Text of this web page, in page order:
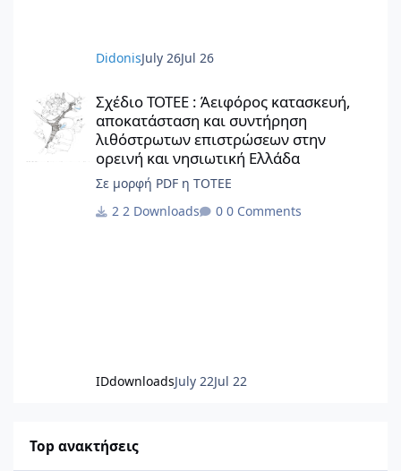
ar.nl www.st-ar.nl
DidonisJuly 26Jul 26
Σχέδιο ΤΟΤΕΕ : Άειφόρος κατασκευή, αποκατάσταση και
Σχέδιο ΤΟΤΕΕ : Άειφόρος κατασκευή,
αποκατάσταση και συντήρηση
λιθόστρωτων επιστρώσεων στην
ορεινή και νησιωτική Ελλάδα
Σε μορφή PDF η ΤΟΤΕΕ
2 Downloads
0 Comments
IDdownloadsJuly 22Jul 22
Top ανακτήσεις